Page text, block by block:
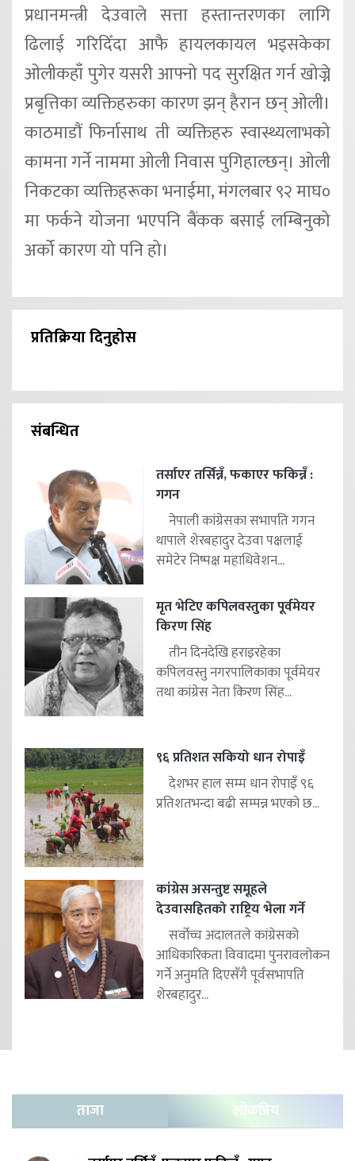
प्रधानमन्त्री देउवाले सत्ता हस्तान्तरणका लागि
ढिलाई गरिदिँदा आफै हायलकायल भइसकेका
ओलीकहाँ पुगेर यसरी आफ्नो पद सुरक्षित गर्न खोज्ने
प्रबृत्तिका व्यक्तिहरुका कारण झन् हैरान छन् ओली।
काठमाडौं फिर्नासाथ ती व्यक्तिहरु स्वास्थ्यलाभको
कामना गर्ने नाममा ओली निवास पुगिहाल्छन्। ओली
निकटका व्यक्तिहरूका भनाईमा, मंगलबार ९२ माघ०
मा फर्कने योजना भएपनि बैंकक बसाई लम्बिनुको
अर्को कारण यो पनि हो।
प्रतिक्रिया दिनुहोस
संबन्धित
तर्साएर तर्सिन्नँ, फकाएर फकिन्नँ :
गगन
नेपाली कांग्रेसका सभापति गगन
थापाले शेरबहादुर देउवा पक्षलाई
समेटेर निष्पक्ष महाधिवेशन...
मृत भेटिए कपिलवस्तुका पूर्वमेयर
किरण सिंह
तीन दिनदेखि हराइरहेका
कपिलवस्तु नगरपालिकाका पूर्वमेयर
तथा कांग्रेस नेता किरण सिंह...
९६ प्रतिशत सकियो धान रोपाइँ
देशभर हाल सम्म धान रोपाइँ ९६
प्रतिशतभन्दा बढी सम्पन्न भएको छ...
कांग्रेस असन्तुष्ट समूहले
देउवासहितको राष्ट्रिय भेला गर्ने
सर्वोच्च अदालतले कांग्रेसको
आधिकारिकता विवादमा पुनरावलोकन
गर्ने अनुमति दिएसँगै पूर्वसभापति
शेरबहादुर...
ताजा लोकप्रिय